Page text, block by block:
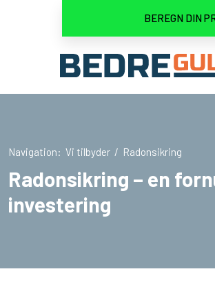
BEREGN DIN
Navigation:Vi tilbyder / Radonsikring
Radonsikring – en
investering